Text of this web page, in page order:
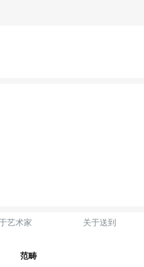
艺术家 关于送到
范畴